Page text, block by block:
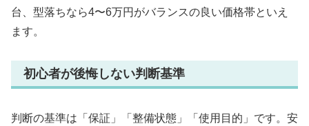
台、型落ちなら4〜6万円がバランスの良い価格帯といえ
ます。
初心者が後悔しない判断基準
判断の基準は「保証」「整備状態」「使用目的」です。安